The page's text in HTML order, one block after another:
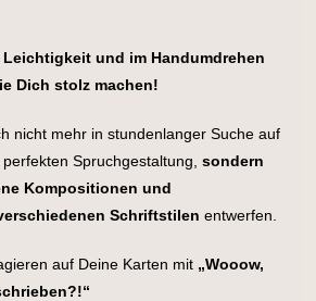
und im Handumdrehen
Dich stolz machen!
nicht mehr in stundenlanger Suche auf
Spruchgestaltung, sondern
Kompositionen und
Schriftstilen entwerfen.
auf Deine Karten mit „Wooow,